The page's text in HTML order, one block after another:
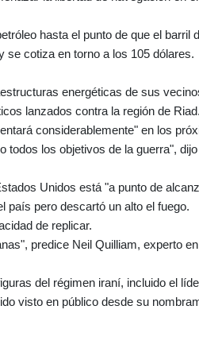
hasta el punto de que el barril
se cotiza en torno a los 105 dólares.
energéticas de sus
lanzados contra la región de Riad.
considerablemente" en los
los objetivos de la guerra",
Unidos está "a punto de
país pero descartó un alto el fuego.
de replicar.
predice Neil Quilliam, experto
del régimen iraní, incluido el
visto en público desde su